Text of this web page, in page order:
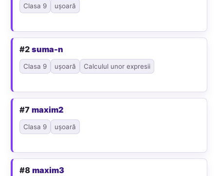
Clasa 9 ușoară
#2suma-n
Clasa 9 ușoară Calculul unor expresii
#7maxim2
Clasa 9 ușoară
#8maxim3